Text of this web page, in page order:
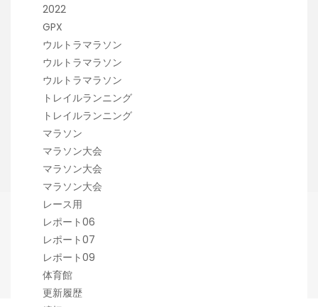
2022
GPX
ウルトラマラソン
ウルトラマラソン
ウルトラマラソン
トレイルランニング
トレイルランニング
マラソン
マラソン大会
マラソン大会
マラソン大会
レース用
レポート06
レポート07
レポート09
体育館
更新履歴